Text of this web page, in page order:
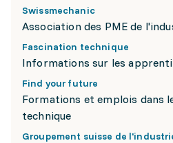
Swissmechanic
Association des PME de
Fascination technique
Informations sur les
Find your future
Formations et emplois dans
technique
Groupement suisse de